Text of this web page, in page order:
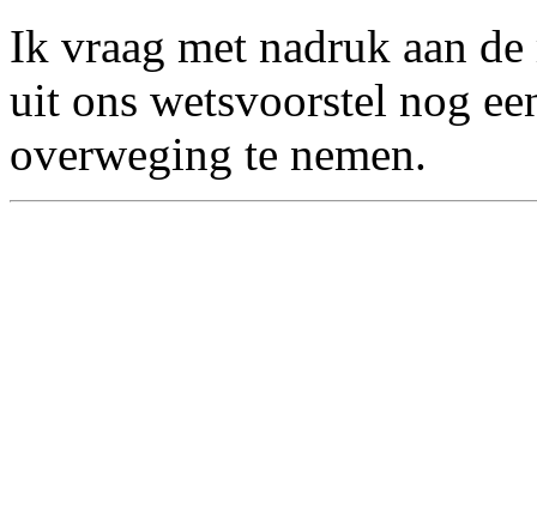
Ik vraag met nadruk aan
uit ons wetsvoorstel nog
overweging te nemen.